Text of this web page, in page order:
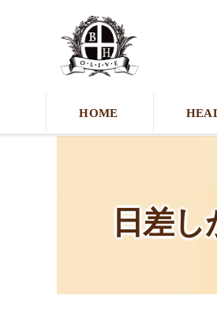
HOME
日差し